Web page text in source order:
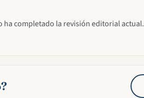
ha completado la revisión editorial actual.